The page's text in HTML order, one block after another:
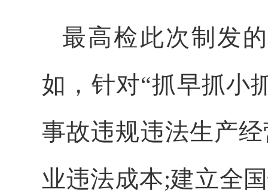
最高检此次制发
如，针对“抓早抓小
事故违规违法生产
业违法成本;建立全